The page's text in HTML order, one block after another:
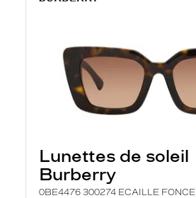
Lunettes de soleil
Burberry
0BE4476 300274 ECAILLE FONCE